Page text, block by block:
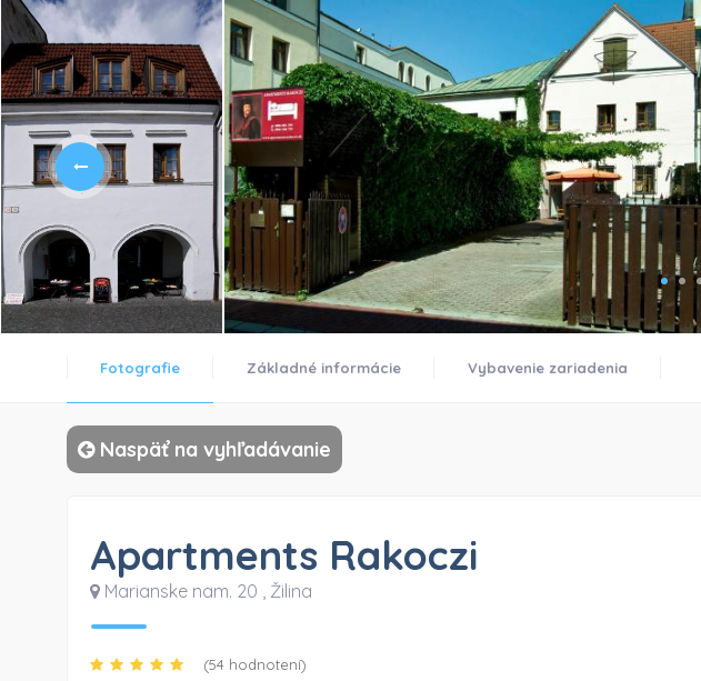
Fotografie Základné informácie Vybavenie zariadenia
Naspäť na vyhľadávanie
Apartments Rakoczi
Marianske nam. 20 , Žilina
(54 hodnotení)